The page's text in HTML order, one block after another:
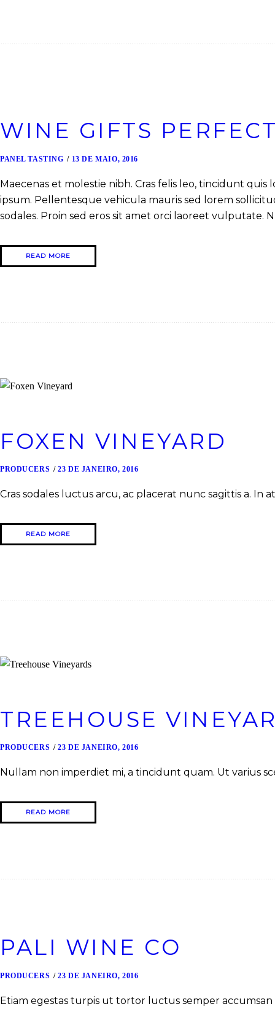
WINE GIFTS
PANEL TASTING 13 DE MAIO, 2016
Maecenas et molestie nibh. Cras felis leo, tincidunt
ipsum. Pellentesque vehicula mauris sed lorem
sodales. Proin sed eros sit amet orci laoreet vulputate.
READ MORE
FOXEN VINEYARD
PRODUCERS 23 DE JANEIRO, 2016
Cras sodales luctus arcu, ac placerat nunc sagittis a. In
READ MORE
TREEHOUSE
PRODUCERS 23 DE JANEIRO, 2016
Nullam non imperdiet mi, a tincidunt quam. Ut varius
READ MORE
PALI WINE CO
PRODUCERS 23 DE JANEIRO, 2016
Etiam egestas turpis ut tortor luctus semper accumsan